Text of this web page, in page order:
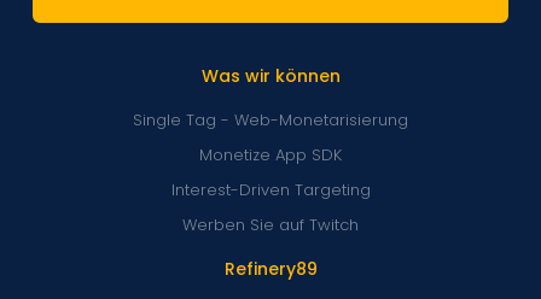
Refinery89
Was wir können
Single Tag - Web-Monetarisierung
Monetize App SDK
Interest-Driven Targeting
Werben Sie auf Twitch